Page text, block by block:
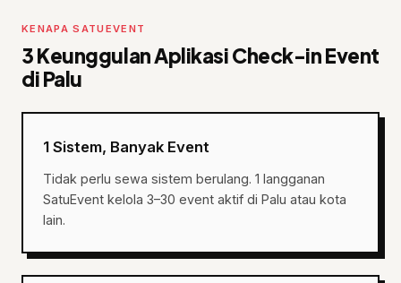
KENAPA SATUEVENT
3 Keunggulan Aplikasi Check-in Event
di Palu
1 Sistem, Banyak Event
Tidak perlu sewa sistem berulang. 1 langganan
SatuEvent kelola 3–30 event aktif di Palu atau kota
lain.